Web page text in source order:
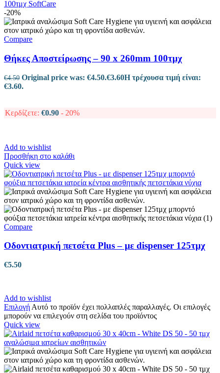
-20%
Compare
Θήκες Αποστείρωσης – 90 x 260mm 100τμχ
€4.50 Original price was: €4.50.€3.60Η τρέχουσα τιμή είναι:
€3.60.
Κερδίζετε: €0.90 - 20%
Add to wishlist
Προσθήκη στο καλάθι
Quick view
Compare
Οδοντιατρική πετσέτα Plus – με dispenser 125τμχ
€5.50
Add to wishlist
Επιλογή Αυτό το προϊόν έχει πολλαπλές παραλλαγές. Οι επιλογές
μπορούν να επιλεγούν στη σελίδα του προϊόντος
Quick view